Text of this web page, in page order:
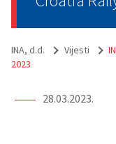
INA, d.d. Vijesti
2023
28.03.2023.